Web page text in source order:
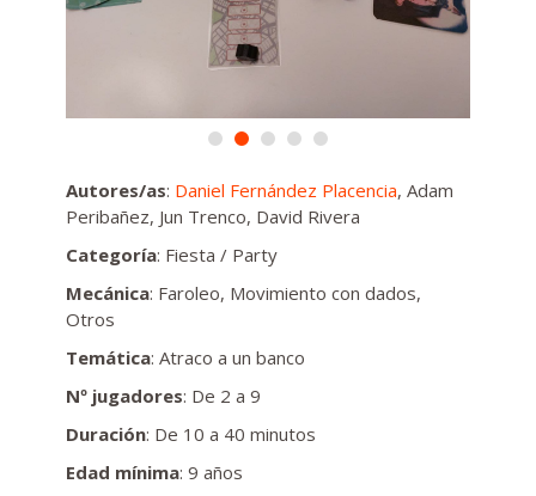
Autores/as: Daniel Fernández Placencia, Adam
Peribañez, Jun Trenco, David Rivera
Categoría: Fiesta / Party
Mecánica: Faroleo, Movimiento con dados,
Otros
Temática: Atraco a un banco
Nº jugadores: De 2 a 9
Duración: De 10 a 40 minutos
Edad mínima: 9 años